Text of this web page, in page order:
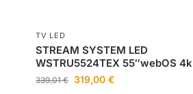
TV LED
STREAM SYSTEM LED
WSTRU5524TEX 55″webOS 4k
339,01€ 319,00€